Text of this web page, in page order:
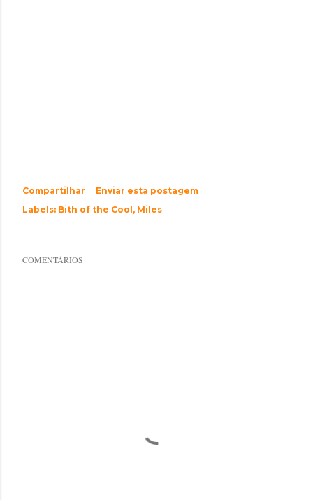
Compartilhar
Enviar esta postagem
Labels: Bith of the Cool Miles
COMENTÁRIOS